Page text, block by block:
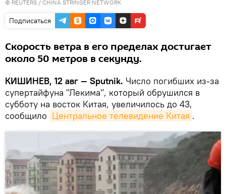
© REUTERS / CHINA STRINGER NETWORK
Подписаться
Скорость ветра в его пределах достигает
около 50 метров в секунду.
КИШИНЕВ, 12 авг — Sputnik. Число погибших из-за
супертайфуна "Лекима", который обрушился в
субботу на восток Китая, увеличилось до 43,
сообщило Центральное телевидение Китая .